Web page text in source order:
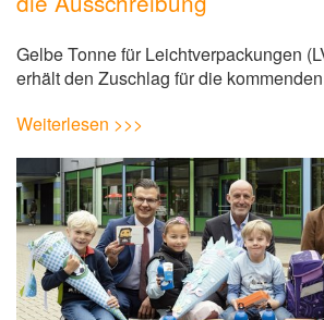
Gelbe Tonne für Leichtverpackungen
erhält den Zuschlag für die
Weiterlesen >>>